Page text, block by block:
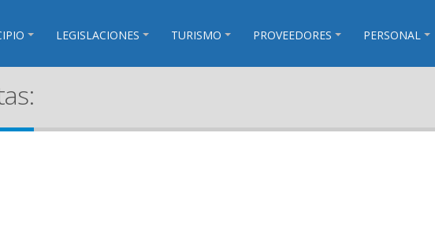
LEGISLACIONES TURISMO PROVEEDORES PERSONAL